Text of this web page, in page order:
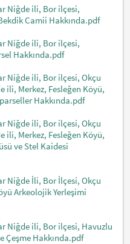
Niğde ili, Bor ilçesi,
Camii Hakkında.pdf
Niğde ili, Bor ilçesi,
Hakkında.pdf
Niğde ili, Bor ilçesi, Okçu
ili, Merkez, Fesleğen Köyü,
parseller Hakkında.pdf
Niğde ili, Bor ilçesi, Okçu
ili, Merkez, Fesleğen Köyü,
ve Stel Kaidesi
Niğde İli, Bor İlçesi, Okçu
Arkeolojik Yerleşimi
Niğde ili, Bor ilçesi, Havuzlu
Çeşme Hakkında.pdf